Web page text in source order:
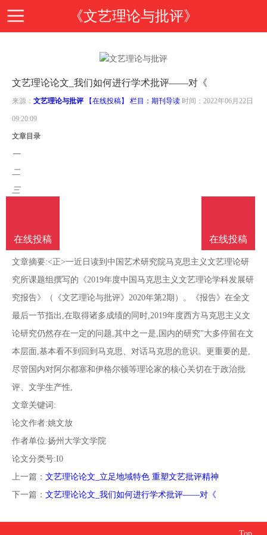
《文艺理论与批评》
页
期
读
介
绍
投
指
南
箱
投
稿
在
线
投
稿
联
系
我
们
文艺理论论文_我们如何进行学术批评——对《
来源： 文艺理论与批评 【在线投稿】 栏目： 期刊导读 时间：2022年06月22日
09:20:09
文章目录
一
二
三
六
文章摘要:<正>一近日读到中国艺术研究院马克思主义文艺理论研
究所课题组撰写的《2019年度中国马克思主义文艺理论学科发展研
究报告》（《文艺理论与批评》2020年第2期）。《报告》在全文
最后一节指出,在取得诸多成绩的同时,2019年度西方马克思主义文
论研究仍然存在一定的问题,其中之一是,国内的研究"大多停留在文
本层面,基本看不到回到马克思、对话马克思的意识。更重要的是,
尽管国内对阿尔都塞和伊格尔顿等理论家的核心关切在于政治批
评、文学生产性,
文章关键词:
论文作者:姚文放
作者单位:扬州大学文学院
论文分类号:I0
上一篇： 文艺理论论文_立足地域特色 重塑文艺批评精神
下一篇： 文艺理论论文_我们如何进行学术批评——对《
在线投稿
在线投稿